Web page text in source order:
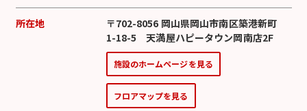
所在地
〒702-8056 岡山県岡山市南区築港新町
1-18-5 天満屋ハピータウン岡南店2F
施設のホームページを見る
フロアマップを見る